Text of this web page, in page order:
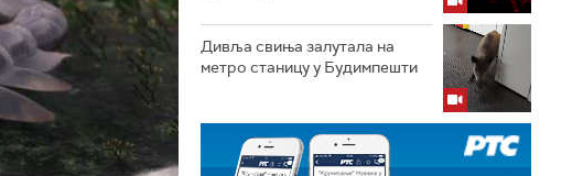
Дивља свиња залутала на
метро станицу у Будимпешти